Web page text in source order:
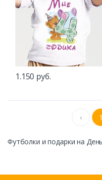
1.150 руб.
‹ 1
Футболки и подарки на